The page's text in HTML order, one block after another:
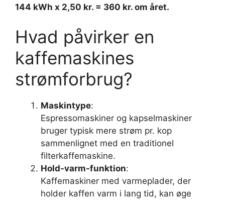
144 kWh x 2,50 kr. = 360 kr. om året.
Hvad påvirker en
kaffemaskines
strømforbrug?
Maskintype:
Espressomaskiner og kapselmaskiner
bruger typisk mere strøm pr. kop
sammenlignet med en traditionel
filterkaffemaskine.
Hold-varm-funktion:
Kaffemaskiner med varmeplader, der
holder kaffen varm i lang tid, kan øge